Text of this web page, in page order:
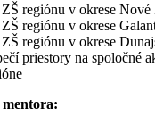
regiónu v okrese Nové
regiónu v okrese
regiónu v okrese
priestory na spoločné